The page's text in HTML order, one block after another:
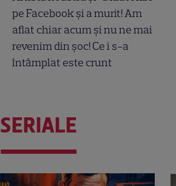
pe Facebook și a murit! Am
aflat chiar acum și nu ne mai
revenim din șoc! Ce i s-a
întâmplat este crunt
SERIALE